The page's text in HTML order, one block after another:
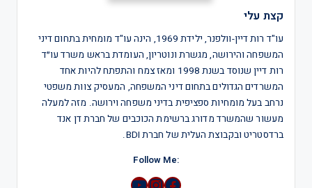
קצת עלי
עו"ד רות דיין-וולפנר, ילידת 1969, הינה עו"ד מומחית בתחום דיני
המשפחה והירושה, מגשרת ונוטריון, העומדת בראש משרד עו״ד
רות דיין שנוסד בשנת 1998 ומאז צמח והתפתח להיות אחד
המשרדים הגדולים בתחום דיני המשפחה, המעסיק צוות משפטי
נרחב בעל מומחיות ספציפית בדיני משפחה וירושה. מזה למעלה
מעשור שהמשרד מדורג ברשימת הכוכבים של חברת דן אנד
ברדסטריט ובקבוצת העלית של חברת BDI.
:Follow Me
Instagram
YouTube